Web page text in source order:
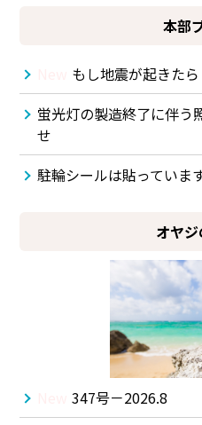
本部
もし地震が起きたら
蛍光灯の製造終了に伴う
せ
駐輪シールは貼っていま
オヤ
347号－2026.8